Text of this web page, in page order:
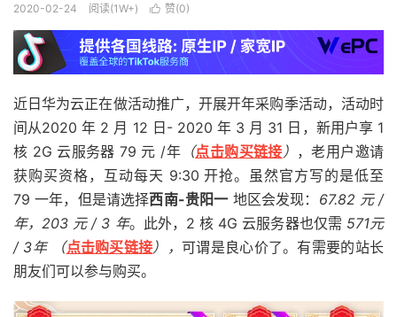
2020-02-24 阅读(1W+)  赞(0)
近日华为云正在做活动推广，开展开年采购季活动，活动时
间从2020 年 2 月 12 日- 2020 年 3 月 31 日，新用户享 1
核 2G 云服务器 79 元 /年 （点击购买链接） ，老用户邀请
获购买资格，互动每天 9:30 开抢。虽然官方写的是低至
79 一年，但是请选择西南-贵阳一 地区会发现： 67.82 元 /
年，203 元 / 3 年。此外，2 核 4G 云服务器也仅需 571元
/ 3年 （点击购买链接）， 可谓是良心价了。有需要的站长
朋友们可以参与购买。